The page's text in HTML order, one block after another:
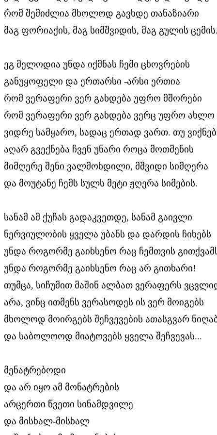
რომ შემიძლია მხოლოდ გავხდე თანაზიარი
მაგ ფორიაქის, მაგ სიმშვიდის, მაგ გულის
ეგ მელოდია უნდა იქმნას ჩემი ცხოვრების
განუყოფელი და ერთარსი -არსი ერთია
რომ ვერაფერი ვერ გახდება უფრო მშორები
რომ ვერაფერი ვერ გახდება ვერც უფრო ახლო
ვიდრე სამყარო, სადაც ერთად ვართ. თუ
აღარ გვექნება ჩვენ უნარი როცა მოთმენის
მიმღერე შენი ვალმოხდილი, მშვიდი სიმღერა
და მოუტანე ჩემს სულს მეტი ჟღერა სიმების.
სანამ ამ ქუჩას გადაკვეთდე, სანამ გაივლი
ნერვიულობის ყველა უბანს და დარდის ჩიხებს
უნდა როგორმე გაიხსენო რაც ჩემთვის
უნდა როგორმე გაიხსენო რაც არ გითხარი!
თუმცა, სიჩუმით მაშინ ალბათ ვერაფერს
არა, ვინც ითმენს ვერასოდეს ის ვერ მოიგებს
მხოლოდ მოირგებს შეჩვევების ათასგვარ
და საბოლოოდ მიატოვებს ყველა შეჩვევას...
მენატრებოდი
და არ იყო ამ მონატრების
არცერთი წვეთი სინამდვილე
და მისხალ-მისხალ